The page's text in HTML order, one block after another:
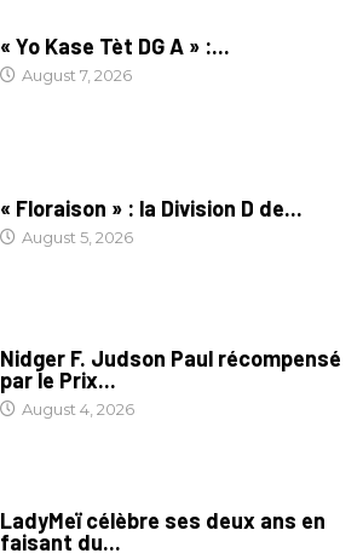
« Yo Kase Tèt DG A » :...
August 7, 2026
« Floraison » : la Division D de...
August 5, 2026
Nidger F. Judson Paul récompensé
par le Prix...
August 4, 2026
LadyMeï célèbre ses deux ans en
faisant du...